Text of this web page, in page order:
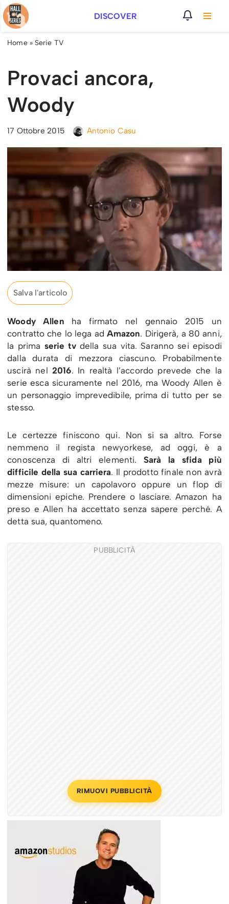
Vai
al
DISCOVER
Home» Serie TV
Provaci ancora,
Woody
17 Ottobre 2015 Antonio Casu
Salva l'articolo
Woody Allen ha firmato nel gennaio 2015 un
contratto che lo lega ad Amazon. Dirigerà, a 80 anni,
la prima serie tvdella sua vita. Saranno sei episodi
dalla durata di mezzora ciascuno. Probabilmente
uscirà nel2016. In realtà l’accordo prevede che la
serie esca sicuramente nel 2016, ma Woody Allen è
un personaggio imprevedibile, prima di tutto per se
stesso.
Le certezze finiscono qui. Non si sa altro. Forse
nemmeno il regista newyorkese, ad oggi, è a
conoscenza di altri elementi. Sarà la sfida più
difficile della sua carriera. Il prodotto finale non avrà
mezze misure: un capolavoro oppure un flop di
dimensioni epiche. Prendere o lasciare. Amazon ha
preso e Allen ha accettato senza sapere perché. A
detta sua, quantomeno.
PUBBLICITÀ
RIMUOVI PUBBLICITÀ